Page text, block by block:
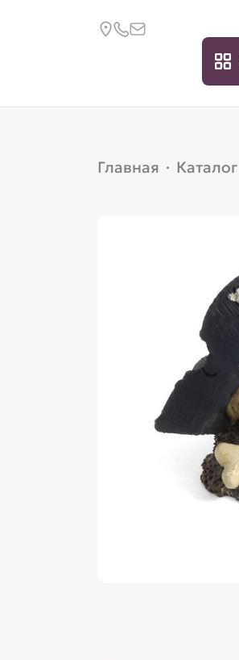
Главная · Каталог